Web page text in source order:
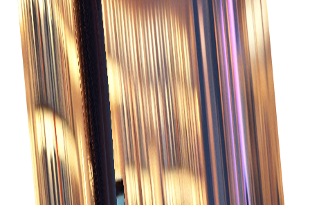
Παρακολούθηση σε πραγματικό χρόνο
Παρακολουθήστε την κατάσταση των παραγγελιών
σε πραγματικό χρόνο για να διασφαλίσετε ακριβείς
χρόνους παράδοσης και άμεση επίλυση
προβλημάτων.